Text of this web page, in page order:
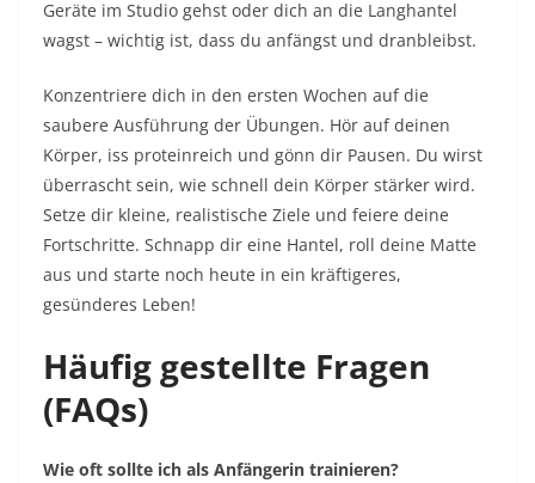
Geräte im Studio gehst oder dich an die Langhantel
wagst – wichtig ist, dass du anfängst und dranbleibst.
Konzentriere dich in den ersten Wochen auf die
saubere Ausführung der Übungen. Hör auf deinen
Körper, iss proteinreich und gönn dir Pausen. Du wirst
überrascht sein, wie schnell dein Körper stärker wird.
Setze dir kleine, realistische Ziele und feiere deine
Fortschritte. Schnapp dir eine Hantel, roll deine Matte
aus und starte noch heute in ein kräftigeres,
gesünderes Leben!
Häufig gestellte Fragen
(FAQs)
Wie oft sollte ich als Anfängerin trainieren?